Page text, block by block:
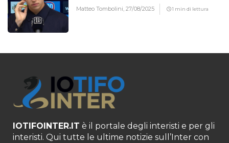
Matteo Tombolini,27/08/2025 1 min di lettura
IOTIFOINTER.IT è il portale degli interisti e per gli
interisti. Qui tutte le ultime notizie sull’Inter con